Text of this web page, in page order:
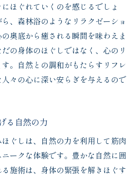
ほぐれていくのを感じるでしょ
、森林浴のようなリラクゼーショ
奥底から癒される瞬間を味わえま
の身体のほぐしではなく、心のリ
。自然との調和がもたらすリフレ
々の心に深い安らぎを与えるので
る自然の力
ぐしは、自然の力を利用して筋肉
ークな体験です。豊かな自然に囲
施術は、身体の緊張を解きほぐす